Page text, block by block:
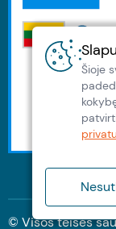
Šioje
© Visos teisės